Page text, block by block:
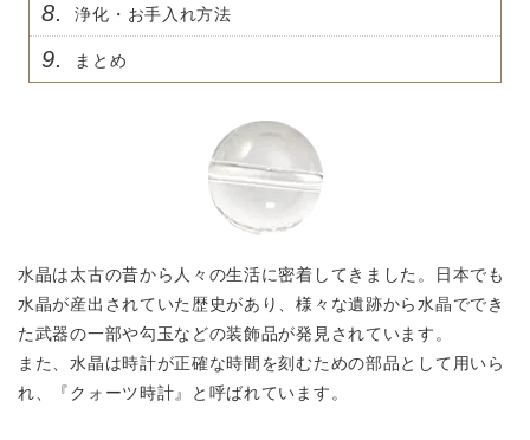
8. 浄化・お手入れ方法
9. まとめ
水晶は太古の昔から人々の生活に密着してきました。日本でも
水晶が産出されていた歴史があり、様々な遺跡から水晶ででき
た武器の一部や勾玉などの装飾品が発見されています。
また、水晶は時計が正確な時間を刻むための部品として用いら
れ、『クォーツ時計』と呼ばれています。